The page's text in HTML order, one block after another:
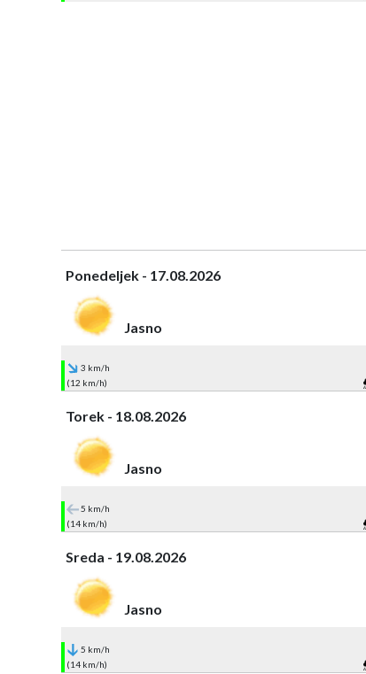
Ponedeljek - 17.08.2026
Jasno
3 km/h
(12 km/h)
Torek - 18.08.2026
Jasno
5 km/h
(14 km/h)
Sreda - 19.08.2026
Jasno
5 km/h
(14 km/h)